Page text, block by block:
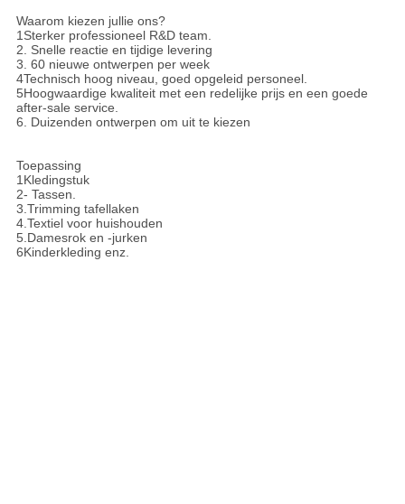
Waarom kiezen jullie ons?
1Sterker professioneel R&D team.
2. Snelle reactie en tijdige levering
3. 60 nieuwe ontwerpen per week
4Technisch hoog niveau, goed opgeleid personeel.
5Hoogwaardige kwaliteit met een redelijke prijs en een goede
after-sale service.
6. Duizenden ontwerpen om uit te kiezen
Toepassing
1Kledingstuk
2- Tassen.
3.Trimming tafellaken
4.Textiel voor huishouden
5.Damesrok en -jurken
6Kinderkleding enz.